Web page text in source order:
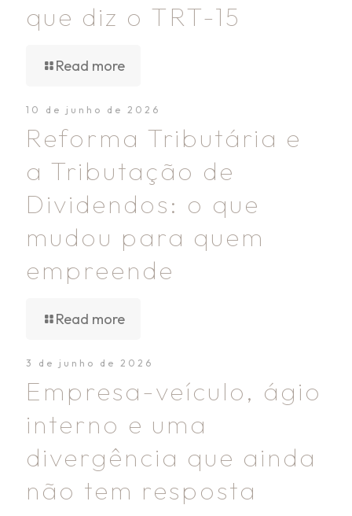
que diz o TRT-15
Read more
10 de junho de 2026
Reforma Tributária e
a Tributação de
Dividendos: o que
mudou para quem
empreende
Read more
3 de junho de 2026
Empresa-veículo, ágio
interno e uma
divergência que ainda
não tem resposta